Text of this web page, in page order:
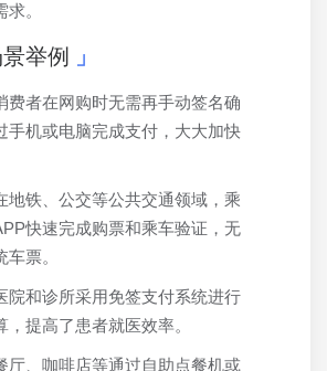
。
举例
费者在网购时无需再手动签名确
手机或电脑完成支付，大大加快
地铁、公交等公共交通领域，乘
快速完成购票和乘车验证，无
票。
院和诊所采用免签支付系统进行
，提高了患者就医效率。
厅、咖啡店等通过自助点餐机或